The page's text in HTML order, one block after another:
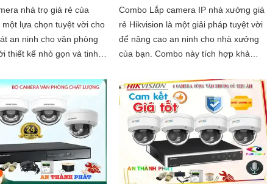
nhà trọ giá rẻ của
một lựa chọn tuyệt vời cho
an ninh cho văn phòng
Combo Lắp camera IP nhà xưởng giá
rẻ Hikvision là một giải pháp tuyệt vời
để nâng cao an ninh cho nhà xưởng
của bạn. Combo này tích hợp khả
không chỉ có hình ảnh mà còn cả âm
thanh trung thực